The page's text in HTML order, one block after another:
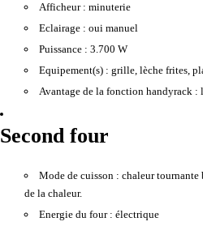
Afficheur : minuterie
Eclairage : oui manuel
Puissance : 3.700 W
Equipement(s) : grille, lèche frites,
Avantage de la fonction handyrack :
Second four
Mode de cuisson : chaleur tournante
de la chaleur.
Energie du four : électrique